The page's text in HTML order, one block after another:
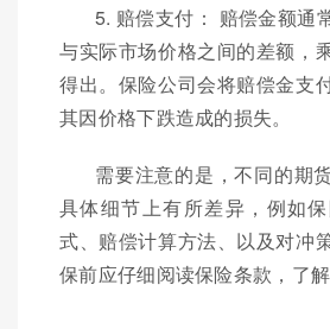
5. 赔偿支付： 赔偿金额通
与实际市场价格之间的差额，
得出。保险公司会将赔偿金支
其因价格下跌造成的损失。
需要注意的是，不同的期
具体细节上有所差异，例如
式、赔偿计算方法、以及对冲
保前应仔细阅读保险条款，了解